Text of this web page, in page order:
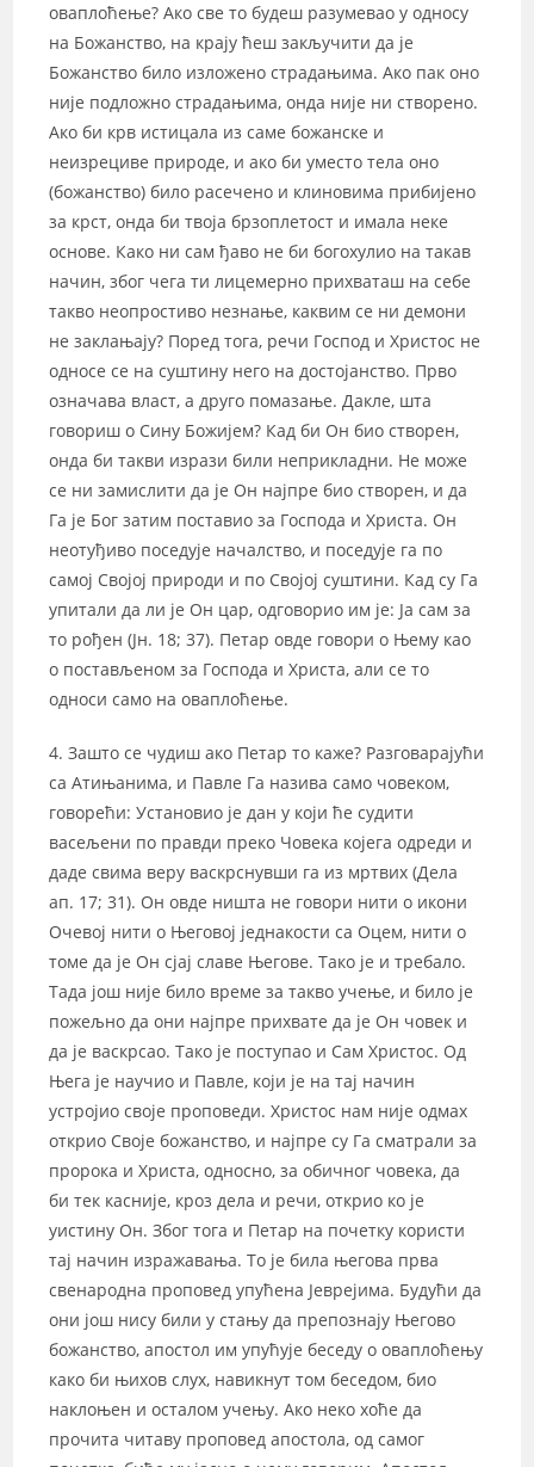
оваплоћење? Ако све то будеш разумевао у односу
на Божанство, на крају ћеш закључити да је
Божанство било изложено страдањима. Ако пак оно
није подложно страдањима, онда није ни створено.
Ако би крв истицала из саме божанске и
неизрециве природе, и ако би уместо тела оно
(божанство) било расечено и клиновима прибијено
за крст, онда би твоја брзоплетост и имала неке
основе. Како ни сам ђаво не би богохулио на такав
начин, због чега ти лицемерно прихваташ на себе
такво неопростиво незнање, каквим се ни демони
не заклањају? Поред тога, речи Господ и Христос не
односе се на суштину него на достојанство. Прво
означава власт, а друго помазање. Дакле, шта
говориш о Сину Божијем? Кад би Он био створен,
онда би такви изрази били неприкладни. Не може
се ни замислити да је Он најпре био створен, и да
Га је Бог затим поставио за Господа и Христа. Он
неотуђиво поседује началство, и поседује га по
самој Својој природи и по Својој суштини. Кад су Га
упитали да ли је Он цар, одговорио им је: Ја сам за
то рођен (Јн. 18; 37). Петар овде говори о Њему као
о постављеном за Господа и Христа, али се то
односи само на оваплоћење.
4. Зашто се чудиш ако Петар то каже? Разговарајући
са Атињанима, и Павле Га назива само човеком,
говорећи: Установио је дан у који ће судити
васељени по правди преко Човека којега одреди и
даде свима веру васкрснувши га из мртвих (Дела
ап. 17; 31). Он овде ништа не говори нити о икони
Очевој нити о Његовој једнакости са Оцем, нити о
томе да је Он сјај славе Његове. Тако је и требало.
Тада још није било време за такво учење, и било је
пожељно да они најпре прихвате да је Он човек и
да је васкрсао. Тако је поступао и Сам Христос. Од
Њега је научио и Павле, који је на тај начин
устројио своје проповеди. Христос нам није одмах
открио Своје божанство, и најпре су Га сматрали за
пророка и Христа, односно, за обичног човека, да
би тек касније, кроз дела и речи, открио ко је
уистину Он. Због тога и Петар на почетку користи
тај начин изражавања. То је била његова прва
свенародна проповед упућена Јеврејима. Будући да
они још нису били у стању да препознају Његово
божанство, апостол им упућује беседу о оваплоћењу
како би њихов слух, навикнут том беседом, био
наклоњен и осталом учењу. Ако неко хоће да
прочита читаву проповед апостола, од самог